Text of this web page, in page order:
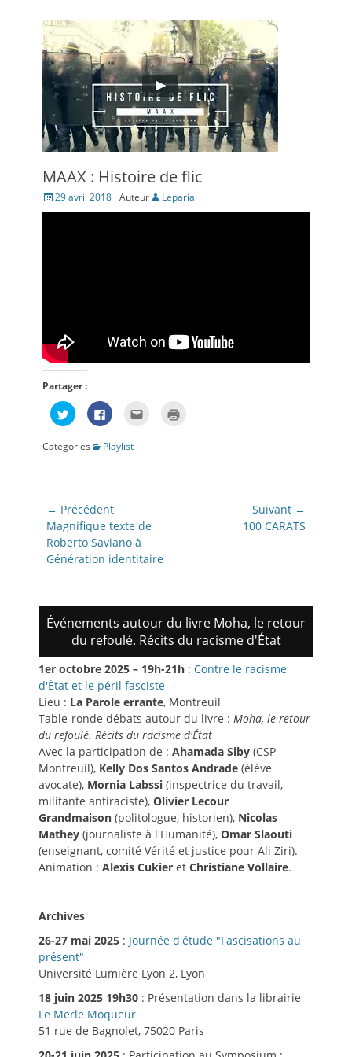
MAAX : Histoire de flic
Posté
le
29 avril 2018 Auteur Leparia
Partager :
Cliquez
pour
partager
Twitter(ouvre
Cliquez
pour
Facebook(ouvre
Cliquez
fenêtre)
Categories Playlist
Navigation
de
l’article
← Précédent
Article
précédent:
Magnifique texte de
Roberto Saviano à
Génération identitaire
Suivant →
100 CARATS
Événements autour du livre Moha, le retour
du refoulé. Récits du racisme d'État
1er octobre 2025 – 19h-21h : Contre le racisme
d'État et le péril fasciste
Lieu : La Parole errante, Montreuil
Table-ronde débats autour du livre : Moha, le retour
du refoulé. Récits du racisme d'État
Avec la participation de : Ahamada Siby (CSP
Montreuil), Kelly Dos Santos Andrade (élève
avocate), Mornia Labssi (inspectrice du travail,
militante antiraciste), Olivier Lecour
Grandmaison (politologue, historien), Nicolas
Mathey (journaliste à l'Humanité), Omar Slaouti
(enseignant, comité Vérité et justice pour Ali Ziri).
Animation : Alexis Cukier et Christiane Vollaire.
Archives
26-27 mai 2025 : Journée d'étude "Fascisations au
présent"
Université Lumière Lyon 2, Lyon
18 juin 2025 19h30 : Présentation dans la librairie
Le Merle Moqueur
51 rue de Bagnolet, 75020 Paris